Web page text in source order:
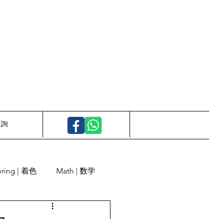
| 着色 Math | 数学
Calligraphy | 書道